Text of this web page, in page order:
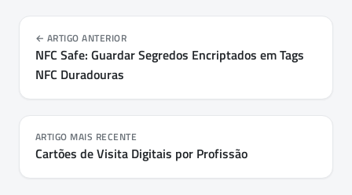
ARTIGO ANTERIOR
NFC Safe: Guardar Segredos Encriptados em Tags
NFC Duradouras
ARTIGO MAIS RECENTE
Cartões de Visita Digitais por Profissão